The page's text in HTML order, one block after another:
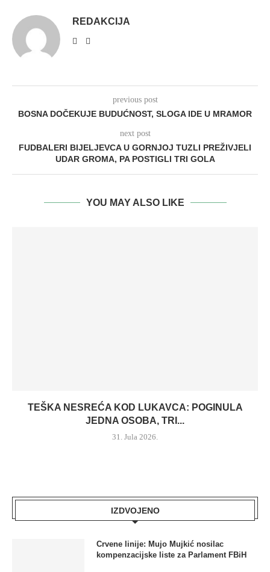
REDAKCIJA
previous post
BOSNA DOČEKUJE BUDUĆNOST, SLOGA IDE U MRAMOR
next post
FUDBALERI BIJELJEVCA U GORNJOJ TUZLI PREŽIVJELI
UDAR GROMA, PA POSTIGLI TRI GOLA
YOU MAY ALSO LIKE
TEŠKA NESREĆA KOD LUKAVCA: POGINULA
JEDNA OSOBA, TRI...
31. Jula 2026.
IZDVOJENO
Crvene linije: Mujo Mujkić nosilac
kompenzacijske liste za Parlament FBiH